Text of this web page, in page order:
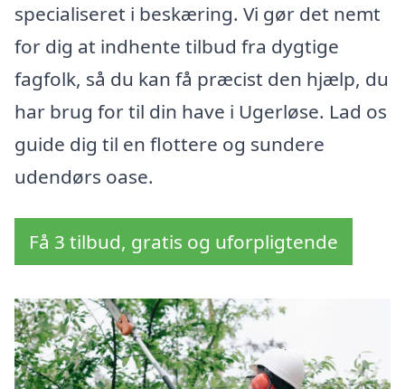
specialiseret i beskæring. Vi gør det nemt
for dig at indhente tilbud fra dygtige
fagfolk, så du kan få præcist den hjælp, du
har brug for til din have i Ugerløse. Lad os
guide dig til en flottere og sundere
udendørs oase.
Få 3 tilbud, gratis og uforpligtende